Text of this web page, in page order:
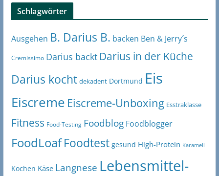
Schlagwörter
Ausgehen B. Darius B. backen Ben & Jerry´s
Cremissimo Darius backt Darius in der Küche
Darius kocht dekadent Dortmund Eis
Eiscreme Eiscreme-Unboxing Esstraklasse
Fitness Food-Testing Foodblog Foodblogger
FoodLoaf Foodtest gesund High-Protein Karamell
Kochen Käse Langnese Lebensmittel-